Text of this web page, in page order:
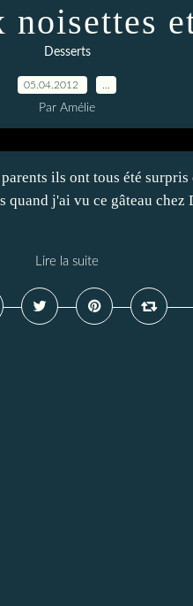
noisettes
Desserts
05.04.2012
Par Amélie
ils ont tous été surpris
j'ai vu ce gâteau chez
Lire la suite